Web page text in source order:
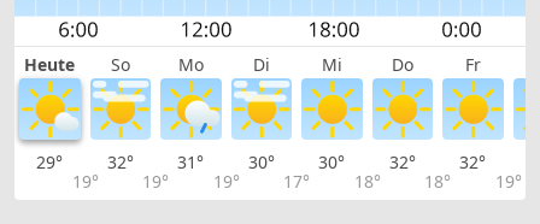
Heute So Mo Di Mi Do Fr
29°
19°
32°
19°
31°
19°
30°
17°
30°
18°
32°
18°
32°
19°